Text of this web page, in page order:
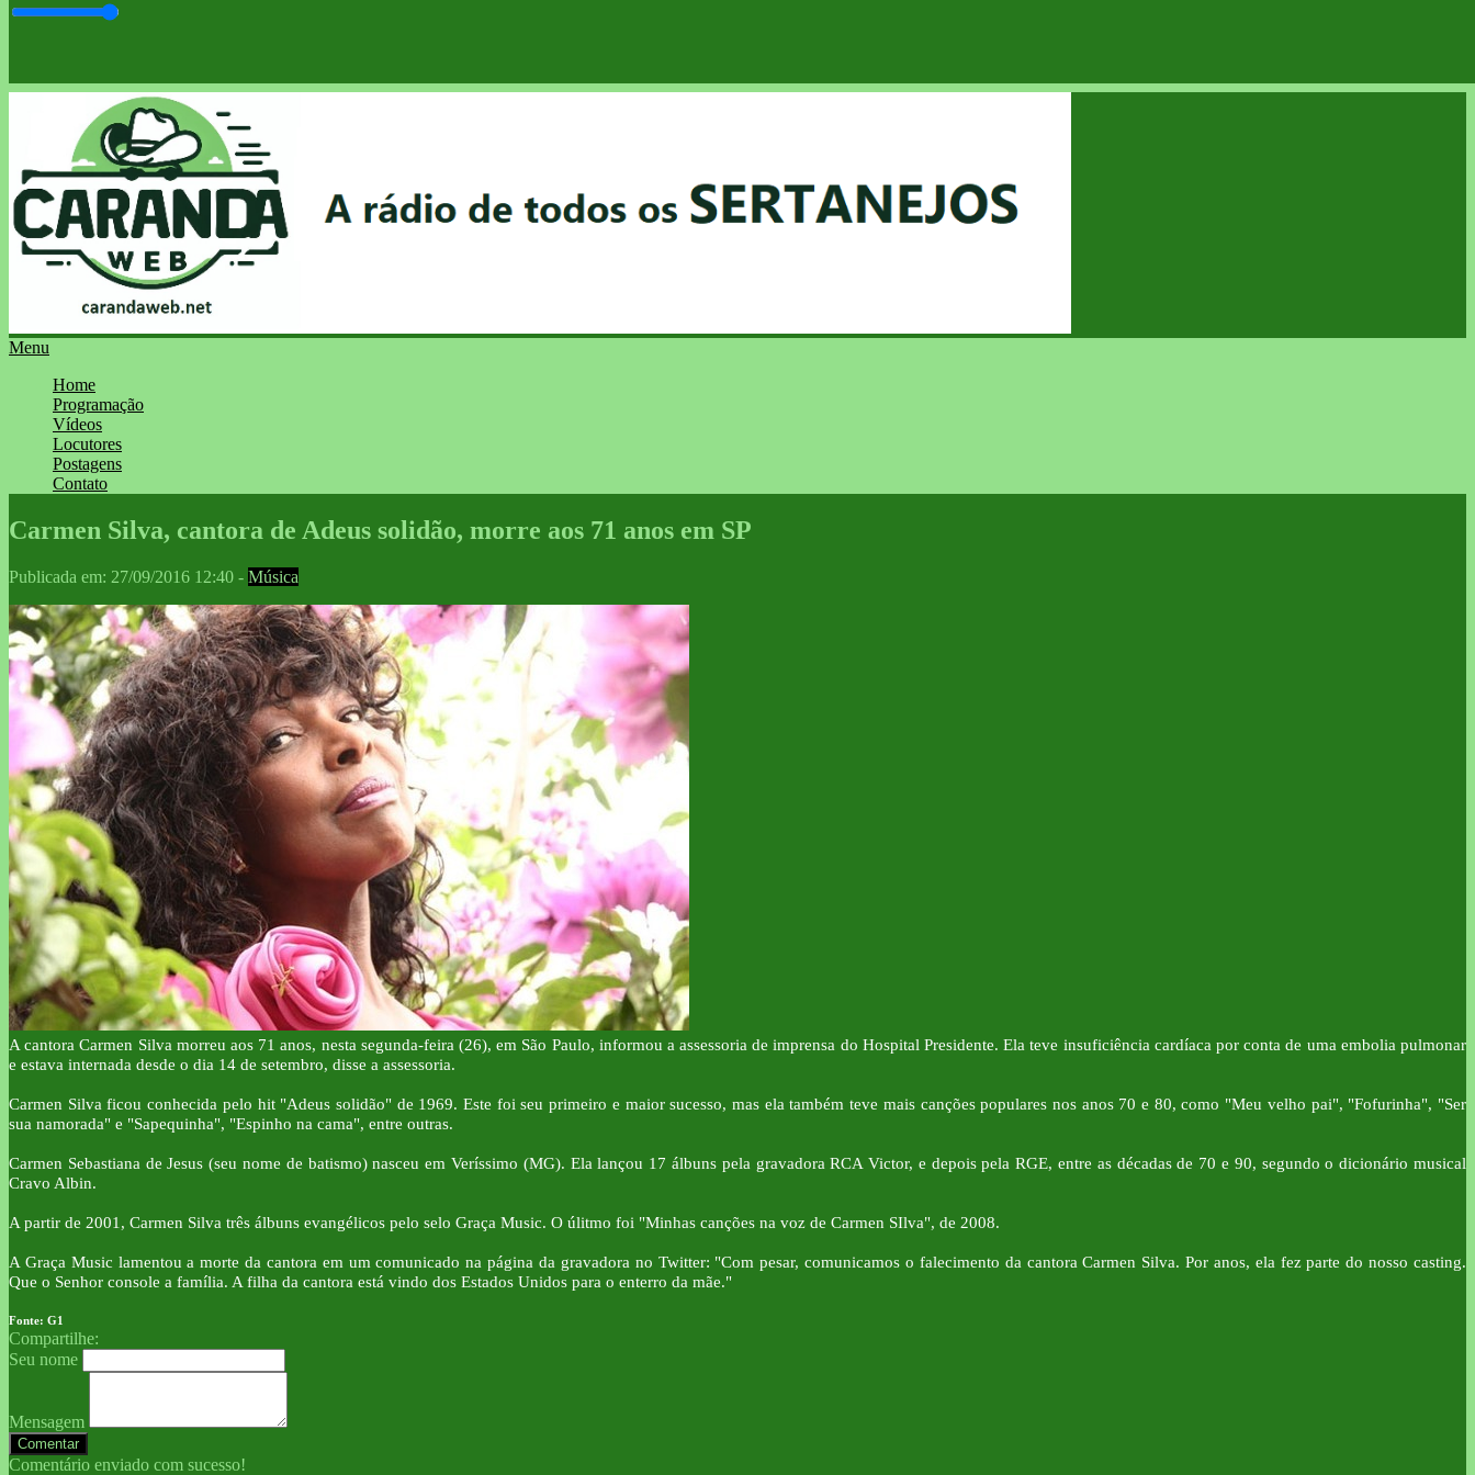
Menu
Home
Programação
Vídeos
Locutores
Postagens
Contato
Carmen Silva, cantora de Adeus solidão, morre aos 71 anos em SP
Publicada em: 27/09/2016 12:40 - Música
A cantora Carmen Silva morreu aos 71 anos, nesta segunda-feira (26), em São Paulo, informou a assessoria de imprensa do Hospital Presidente. Ela teve insuficiência cardíaca por conta de uma embolia pulmonar
e estava internada desde o dia 14 de setembro, disse a assessoria.
Carmen Silva ficou conhecida pelo hit "Adeus solidão" de 1969. Este foi seu primeiro e maior sucesso, mas ela também teve mais canções populares nos anos 70 e 80, como "Meu velho pai", "Fofurinha", "Ser
sua namorada" e "Sapequinha", "Espinho na cama", entre outras.
Carmen Sebastiana de Jesus (seu nome de batismo) nasceu em Veríssimo (MG). Ela lançou 17 álbuns pela gravadora RCA Victor, e depois pela RGE, entre as décadas de 70 e 90, segundo o dicionário musical
Cravo Albin.
A partir de 2001, Carmen Silva três álbuns evangélicos pelo selo Graça Music. O úlitmo foi "Minhas canções na voz de Carmen SIlva", de 2008.
A Graça Music lamentou a morte da cantora em um comunicado na página da gravadora no Twitter: "Com pesar, comunicamos o falecimento da cantora Carmen Silva. Por anos, ela fez parte do nosso casting.
Que o Senhor console a família. A filha da cantora está vindo dos Estados Unidos para o enterro da mãe."
Fonte: G1
Compartilhe:
Seu nome
Mensagem
Comentar
Comentário enviado com sucesso!